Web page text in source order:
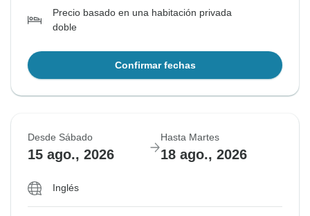
Precio basado en una habitación privada
doble
Confirmar fechas
Desde Sábado
15 ago., 2026
Hasta Martes
18 ago., 2026
Inglés